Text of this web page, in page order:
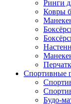
Ринги
Ковры
Спортивные
Будо-